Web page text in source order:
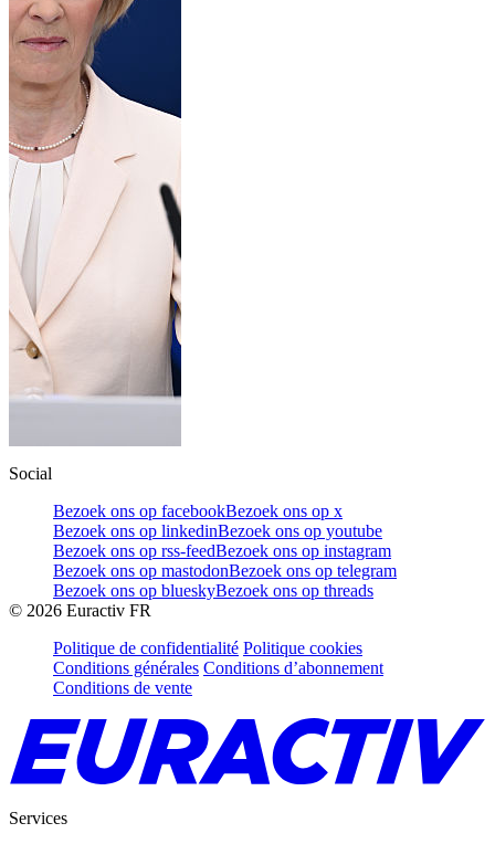
Social
Bezoek ons op facebookBezoek ons op x
Bezoek ons op linkedinBezoek ons op youtube
Bezoek ons op rss-feedBezoek ons op instagram
Bezoek ons op mastodonBezoek ons op telegram
Bezoek ons op blueskyBezoek ons op threads
© 2026 Euractiv FR
Politique de confidentialité Politique cookies
Conditions générales Conditions d’abonnement
Conditions de vente
Services